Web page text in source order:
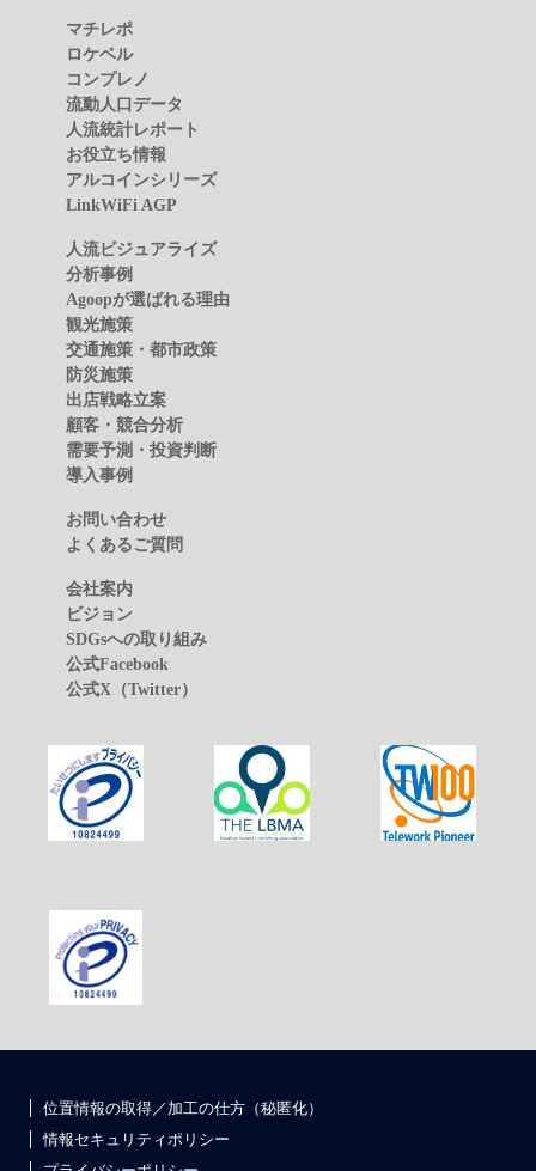
マチレポ
ロケベル
コンプレノ
流動人口データ
人流統計レポート
お役立ち情報
アルコインシリーズ
LinkWiFi AGP
人流ビジュアライズ
分析事例
Agoopが選ばれる理由
観光施策
交通施策・都市政策
防災施策
出店戦略立案
顧客・競合分析
需要予測・投資判断
導入事例
お問い合わせ
よくあるご質問
会社案内
ビジョン
SDGsへの取り組み
公式Facebook
公式X（Twitter）
位置情報の取得／加工の仕方（秘匿化）
情報セキュリティポリシー